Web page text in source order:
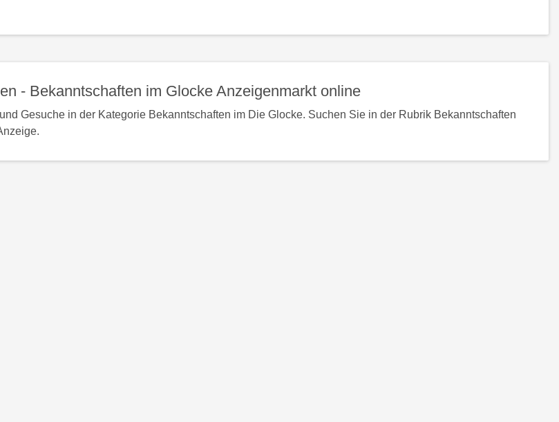
oben
- Bekanntschaften im Glocke Anzeigenmarkt online
Gesuche in der Kategorie Bekanntschaften im Die Glocke. Suchen Sie in der Rubrik Bekanntschaften